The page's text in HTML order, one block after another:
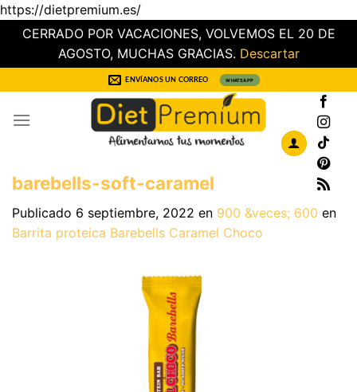
https://dietpremium.es/
CERRADO POR VACACIONES, VOLVEMOS EL 20 DE
AGOSTO, MUCHAS GRACIAS. Descartar
al
contenido
ENVÍANOS UN CORREO WHATSAPP
barebells-soft-caramel
Publicado 6 septiembre, 2022 en 900 &veces; 600 en
Barrita proteica Barebells Caramel Choco